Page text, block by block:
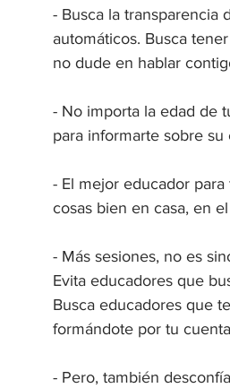
- Busca la transparencia
automáticos. Busca
no dude en hablar
- No importa la edad de
para informarte sobre
- El mejor educador
cosas bien en casa, en
- Más sesiones, no es
Evita educadores que
Busca educadores que
formándote por tu
- Pero, también